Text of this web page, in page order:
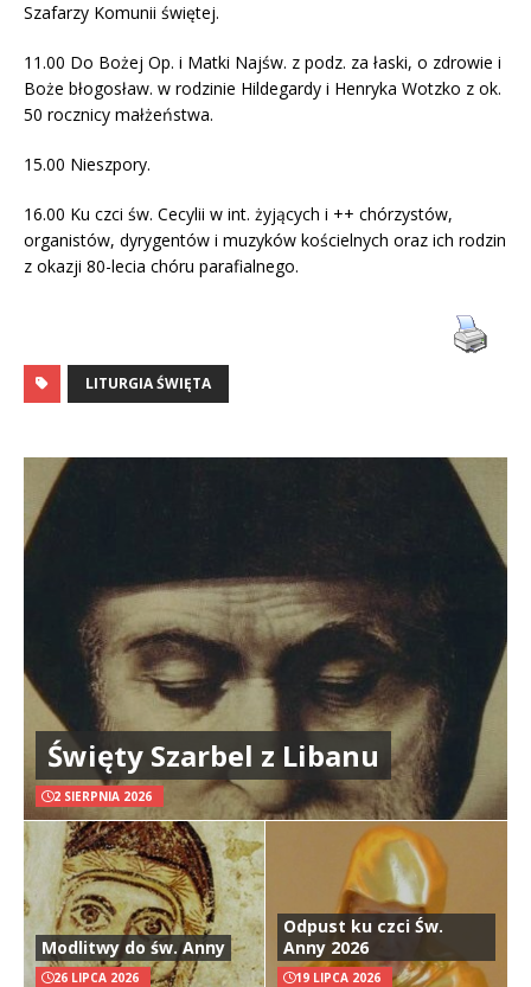
Szafarzy Komunii świętej.
11.00 Do Bożej Op. i Matki Najśw. z podz. za łaski, o zdrowie i
Boże błogosław. w rodzinie Hildegardy i Henryka Wotzko z ok.
50 rocznicy małżeństwa.
15.00 Nieszpory.
16.00 Ku czci św. Cecylii w int. żyjących i ++ chórzystów,
organistów, dyrygentów i muzyków kościelnych oraz ich rodzin
z okazji 80-lecia chóru parafialnego.
LITURGIA ŚWIĘTA
Święty Szarbel z Libanu
2 SIERPNIA 2026
Modlitwy do św. Anny
26 LIPCA 2026
Odpust ku czci Św.
Anny 2026
19 LIPCA 2026